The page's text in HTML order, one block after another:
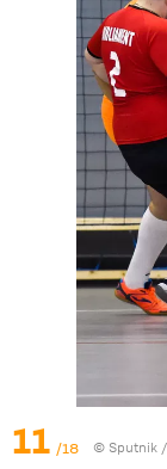
11 /18 © Sputnik /